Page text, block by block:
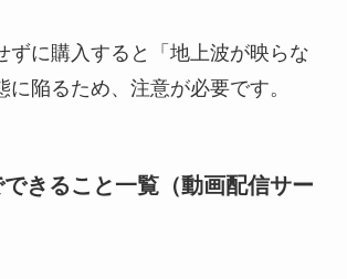
ずに購入すると「地上波が映らな
に陥るため、注意が必要です。
きること一覧（動画配信サー